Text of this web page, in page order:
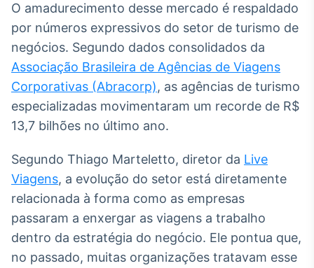
Broadcast
Wallboard
dados para
displays e telas
Broadcast
Curadoria de
conteúdos
noticiosos
Soluções de
Tecnologia
Broadcast
Radar
O amadurecimento desse mercado é respaldado
por números expressivos do setor de turismo de
negócios. Segundo dados consolidados da
Associação Brasileira de Agências de Viagens
Corporativas (Abracorp), as agências de turismo
especializadas movimentaram um recorde de R$
13,7 bilhões no último ano.
Segundo Thiago Marteletto, diretor da Live
Viagens, a evolução do setor está diretamente
relacionada à forma como as empresas
passaram a enxergar as viagens a trabalho
dentro da estratégia do negócio. Ele pontua que,
no passado, muitas organizações tratavam esse